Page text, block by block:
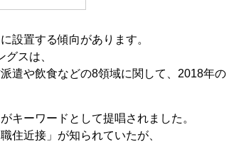
設置する傾向があります。
スは、
遣や飲食などの8領域に関して、2018年の
キーワードとして提唱されました。
住近接」が知られていたが、